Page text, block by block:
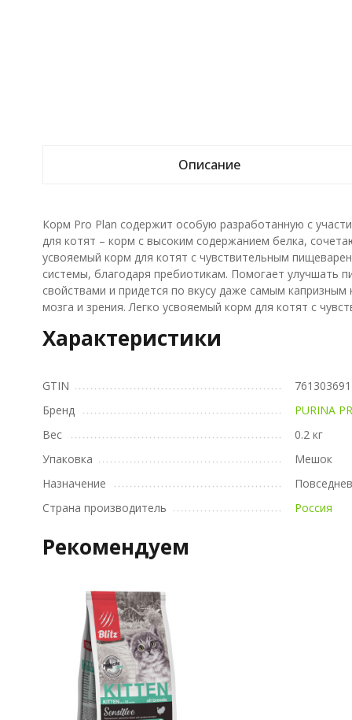
Описание
Корм Pro Plan содержит особую разработанную с
для котят – корм с высоким содержанием белка,
усвояемый корм для котят с чувствительным
системы, благодаря пребиотикам. Помогает улучшать
свойствами и придется по вкусу даже самым
мозга и зрения. Легко усвояемый корм для котят с
Характеристики
GTIN
Бренд
PURINA
Вес
0.2 кг
Упаковка
Мешок
Назначение
Страна производитель
Россия
Рекомендуем